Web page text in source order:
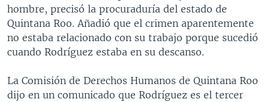
ENTRETENIMIENTO
hombre, precisó la procuraduría del estado de
Quintana Roo. Añadió que el crimen aparentemente
no estaba relacionado con su trabajo porque sucedió
cuando Rodríguez estaba en su descanso.
La Comisión de Derechos Humanos de Quintana Roo
dijo en un comunicado que Rodríguez es el tercer